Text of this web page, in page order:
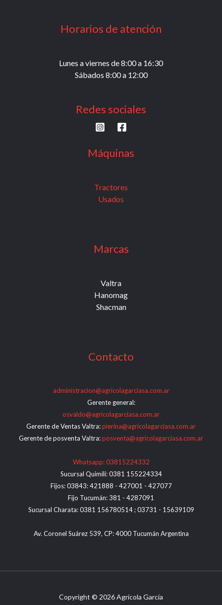
Horarios de atención
Lunes a viernes de 8:00 a 16:30
Sábados 8:00 a 12:00
Redes sociales
Máquinas
Tractores
Usados
Marcas
Valtra
Hanomag
Shacman
Contacto
administracion@agricolagarciasa.com.ar
Gerente general:
osvaldo@agricolagarciasa.com.ar
Gerente de Ventas Valtra:pierina@agricolagarciasa.com.ar
Gerente de posventa Valtra:posventa@agricolagarciasa.com.ar
Whatsapp: 03815224332
Sucursal Quimili: 0381 155224334
Fijos: 03843: 421888 - 427001 - 427077
Fijo Tucumán: 381 - 4287091
Sucursal Charata: 0381 156780514 ; 03731 - 15639109
Av. Coronel Suárez 539, CP: 4000 Tucumán Argentina
Copyright © 2026 Agrícola García